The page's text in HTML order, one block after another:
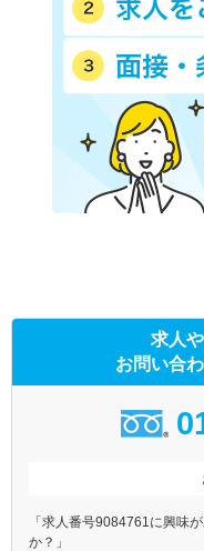
近鉄道明寺線
近鉄長野線
南海電気鉄道
南海高師浜線
大阪高速鉄道国際文化
求人
お問い合
「求人番号9084761に興味
か？」